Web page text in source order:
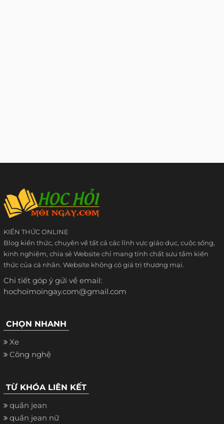
KIẾN THỨC ONLINE
Blog kiến thức, chuyên về tất cả các lĩnh vực giáo dục, cuộc sống,
kinh nghiệm, chia sẻ Website chỉ mang tính chất sưu tầm kiến
thức của cá nhân. Website không có giá trị thương mại.
Chi tiết góp ý gửi về email:
hochoimoingay.com@gmail.com
CHỌN NHANH
Xe
Công nghệ
TỪ KHÓA LIÊN KẾT
quần jean
quần jean nữ